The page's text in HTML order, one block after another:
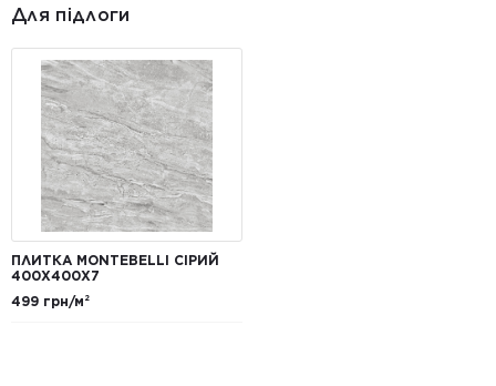
Для підлоги
ПЛИТКА MONTEBELLI СІРИЙ
400Х400X7
499 грн/м²